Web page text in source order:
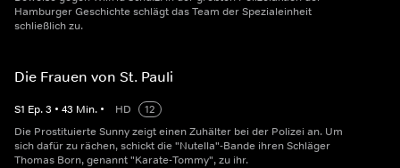
Hamburger Geschichte schlägt das Team der Spezialeinheit
schließlich zu.
Die Frauen von St. Pauli
S1 Ep.3 • 43 Min. • HD
12
Die Prostituierte Sunny zeigt einen Zuhälter bei der Polizei an. Um
sich dafür zu rächen, schickt die "Nutella"-Bande ihren Schläger
Thomas Born, genannt "Karate-Tommy", zu ihr.